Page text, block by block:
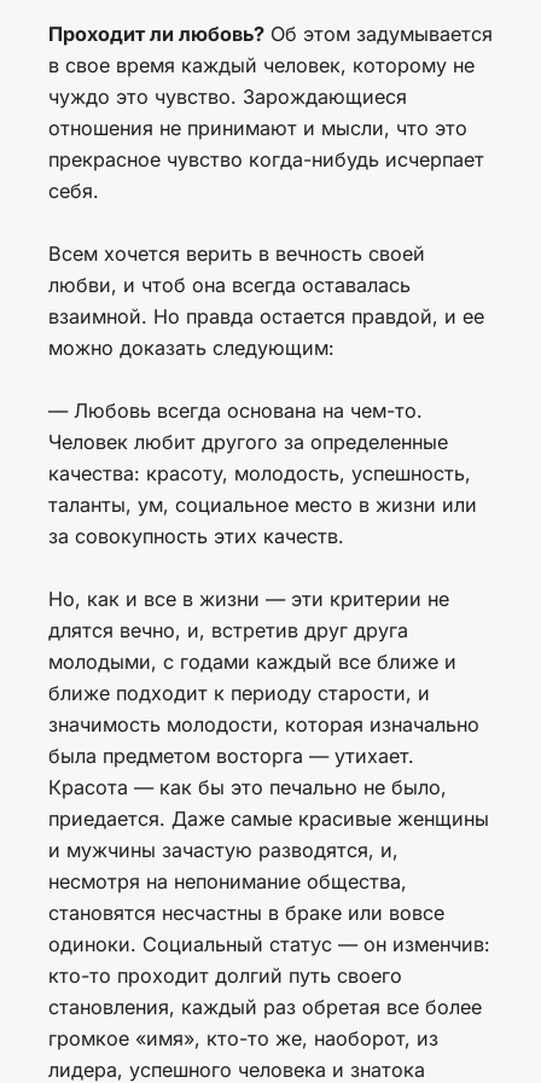
Проходит ли любовь? Об этом задумывается
в свое время каждый человек, которому не
чуждо это чувство. Зарождающиеся
отношения не принимают и мысли, что это
прекрасное чувство когда-нибудь исчерпает
себя.
Всем хочется верить в вечность своей
любви, и чтоб она всегда оставалась
взаимной. Но правда остается правдой, и ее
можно доказать следующим:
— Любовь всегда основана на чем-то.
Человек любит другого за определенные
качества: красоту, молодость, успешность,
таланты, ум, социальное место в жизни или
за совокупность этих качеств.
Но, как и все в жизни — эти критерии не
длятся вечно, и, встретив друг друга
молодыми, с годами каждый все ближе и
ближе подходит к периоду старости, и
значимость молодости, которая изначально
была предметом восторга — утихает.
Красота — как бы это печально не было,
приедается. Даже самые красивые женщины
и мужчины зачастую разводятся, и,
несмотря на непонимание общества,
становятся несчастны в браке или вовсе
одиноки. Социальный статус — он изменчив:
кто-то проходит долгий путь своего
становления, каждый раз обретая все более
громкое «имя», кто-то же, наоборот, из
лидера, успешного человека и знатока